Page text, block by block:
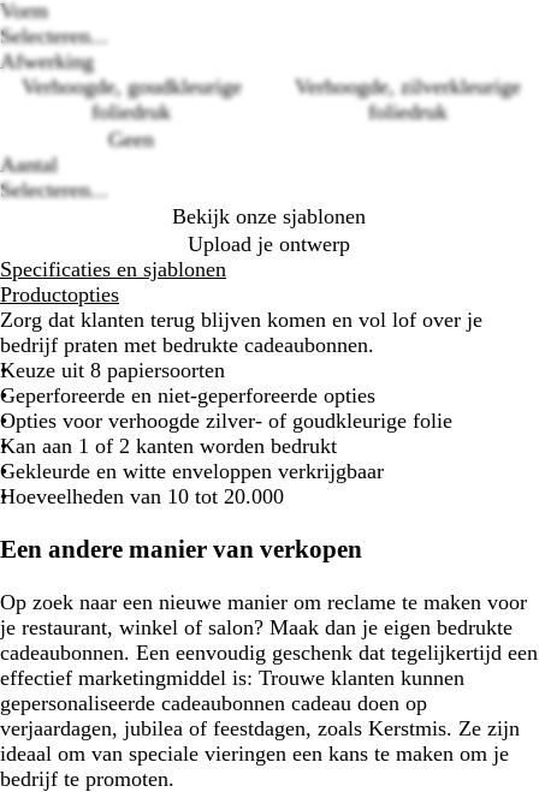
options
Vorm
Selecteren...
Afwerking
Verhoogde, goudkleurige
foliedruk
Verhoogde, zilverkleurige
foliedruk
Geen
Aantal
Selecteren...
Bekijk onze sjablonen
Upload je ontwerp
Specificaties en sjablonen
Productopties
Zorg dat klanten terug blijven komen en vol lof over je
bedrijf praten met bedrukte cadeaubonnen.
Keuze uit 8 papiersoorten
Geperforeerde en niet-geperforeerde opties
Opties voor verhoogde zilver- of goudkleurige folie
Kan aan 1 of 2 kanten worden bedrukt
Gekleurde en witte enveloppen verkrijgbaar
Hoeveelheden van 10 tot 20.000
Een andere manier van verkopen
Op zoek naar een nieuwe manier om reclame te maken voor
je restaurant, winkel of salon? Maak dan je eigen bedrukte
cadeaubonnen. Een eenvoudig geschenk dat tegelijkertijd een
effectief marketingmiddel is: Trouwe klanten kunnen
gepersonaliseerde cadeaubonnen cadeau doen op
verjaardagen, jubilea of feestdagen, zoals Kerstmis. Ze zijn
ideaal om van speciale vieringen een kans te maken om je
bedrijf te promoten.